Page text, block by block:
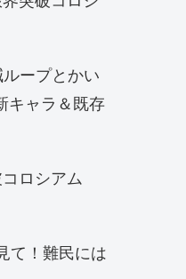
ループとかい
キャラ＆既存
ロシアム
て！難民には